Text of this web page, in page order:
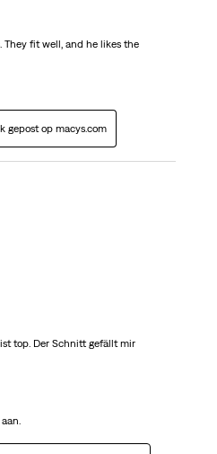
They fit well, and he likes the
gepost op macys.com
top. Der Schnitt gefällt mir